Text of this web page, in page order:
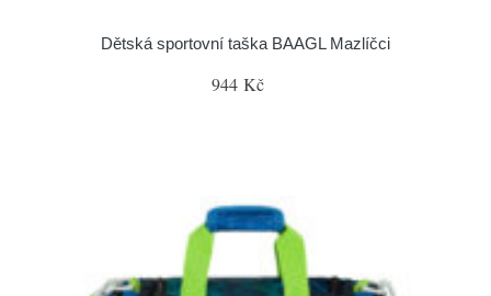
Dětská sportovní taška BAAGL Mazlíčci
944 Kč